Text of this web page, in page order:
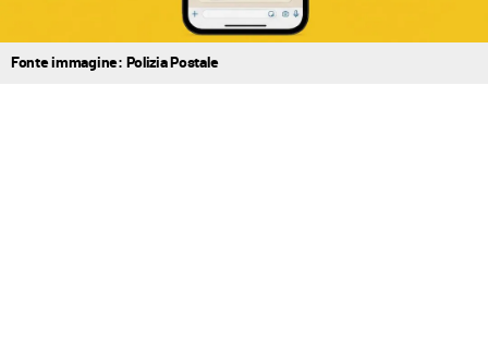
Fonte immagine: Polizia Postale